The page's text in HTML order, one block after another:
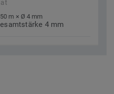
m × Ø 4 mm
4 mm